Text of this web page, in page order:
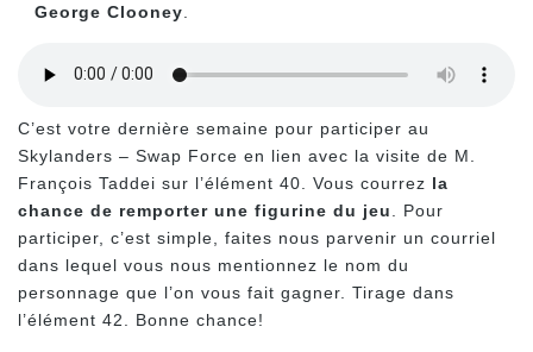
George Clooney
C’est votre dernière semaine pour participer au
Skylanders – Swap Force en lien avec la visite de M.
François Taddei sur l’élément 40. Vous courrez la
chance de remporter une figurine du jeu
. Pour
participer, c’est simple, faites nous parvenir un courriel
dans lequel vous nous mentionnez le nom du
personnage que l’on vous fait gagner. Tirage dans
l’élément 42. Bonne chance!